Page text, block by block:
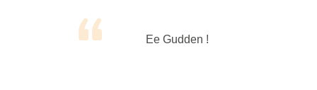
Ee Gudden !